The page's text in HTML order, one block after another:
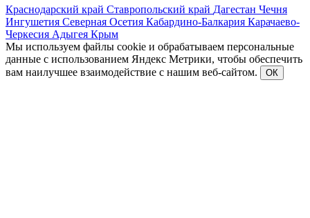
Краснодарский край Ставропольский край Дагестан Чечня
Ингушетия Северная Осетия Кабардино-Балкария Карачаево-
Черкесия Адыгея Крым
Мы используем файлы cookie и обрабатываем персональные
данные с использованием Яндекс Метрики, чтобы обеспечить
вам наилучшее взаимодействие с нашим веб-сайтом.
ОК